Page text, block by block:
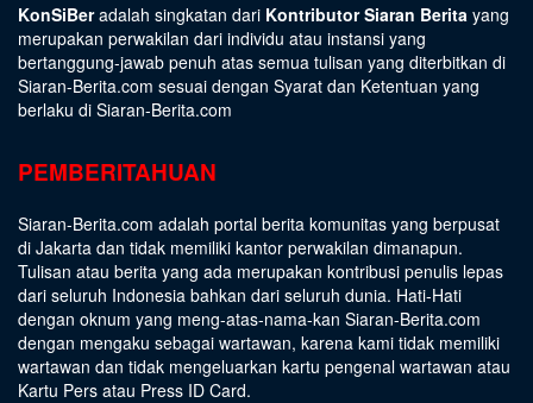
KonSiBeradalah singkatan dari Kontributor Siaran Berita yang
merupakan perwakilan dari individu atau instansi yang
bertanggung-jawab penuh atas semua tulisan yang diterbitkan di
Siaran-Berita.com sesuai dengan Syarat dan Ketentuan yang
berlaku di Siaran-Berita.com
PEMBERITAHUAN
Siaran-Berita.com adalah portal berita komunitas yang berpusat
di Jakarta dan tidak memiliki kantor perwakilan dimanapun.
Tulisan atau berita yang ada merupakan kontribusi penulis lepas
dari seluruh Indonesia bahkan dari seluruh dunia. Hati-Hati
dengan oknum yang meng-atas-nama-kan Siaran-Berita.com
dengan mengaku sebagai wartawan, karena kami tidak memiliki
wartawan dan tidak mengeluarkan kartu pengenal wartawan atau
Kartu Pers atau Press ID Card.